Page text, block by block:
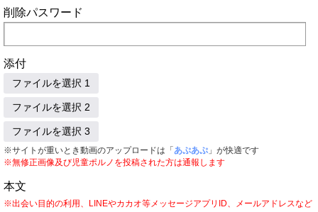
削除パスワード
添付
ファイルを選択 1
ファイルを選択 2
ファイルを選択 3
※サイトが重いとき動画のアップロードは「 あぷあぷ 」が快適です
※無修正画像及び児童ポルノを投稿された方は通報します
本文
※出会い目的の利用、LINEやカカオ等メッセージアプリID、メールアドレスなど